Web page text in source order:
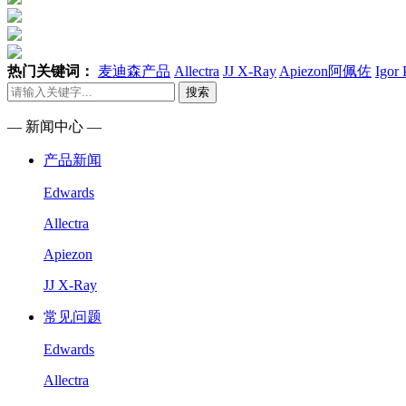
热门关键词： 麦迪森产品 Allectra JJ X-Ray Apiezon阿佩佐 Igor
搜索
— 新闻中心 —
产品新闻
Edwards
Allectra
Apiezon
JJ X-Ray
常见问题
Edwards
Allectra